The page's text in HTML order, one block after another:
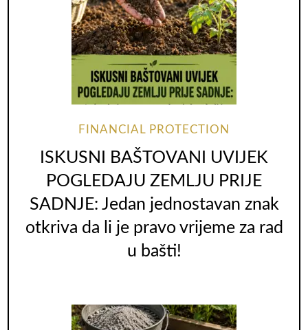
FINANCIAL PROTECTION
ISKUSNI BAŠTOVANI UVIJEK
POGLEDAJU ZEMLJU PRIJE
SADNJE: Jedan jednostavan znak
otkriva da li je pravo vrijeme za rad
u bašti!